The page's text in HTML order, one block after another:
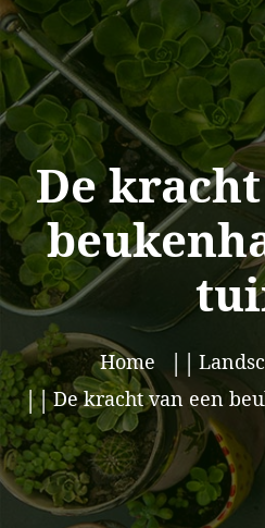
De
Home
De kracht van een